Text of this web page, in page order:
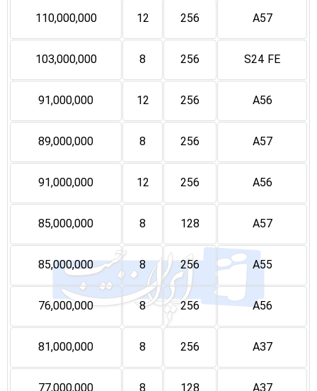
A57
256
12
110,000,000
S24 FE
256
8
103,000,000
A56
256
12
91,000,000
A57
256
8
89,000,000
A56
256
12
91,000,000
A57
128
8
85,000,000
A55
256
8
85,000,000
A56
256
8
76,000,000
A37
256
8
81,000,000